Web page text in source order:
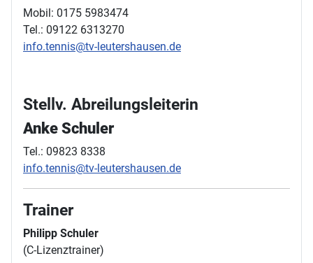
Mobil: 0175 5983474
Tel.: 09122 6313270
info.tennis@tv-leutershausen.de
Stellv. Abreilungsleiterin
Anke Schuler
Tel.: 09823 8338
info.tennis@tv-leutershausen.de
Trainer
Philipp Schuler
(C-Lizenztrainer)